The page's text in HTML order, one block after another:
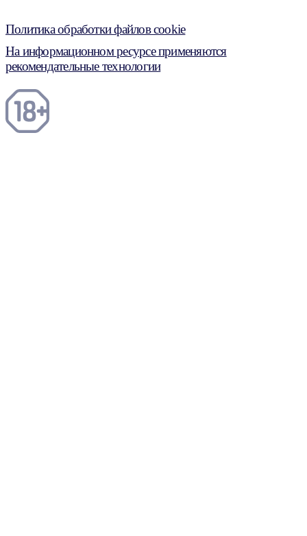
Политика обработки файлов cookie
На информационном ресурсе применяются
рекомендательные технологии